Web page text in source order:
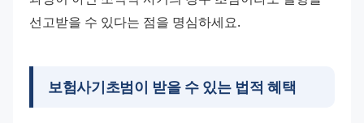
선고받을 수 있다는 점을 명심하세요.
보험사기초범이 받을 수 있는 법적 혜택